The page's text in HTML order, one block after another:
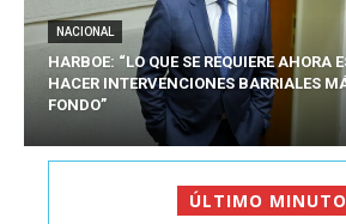
NACIONAL
HARBOE: “LO QUE SE REQUIERE AHORA
HACER INTERVENCIONES BARRIALES
FONDO”
ÚLTIMO MINUTO